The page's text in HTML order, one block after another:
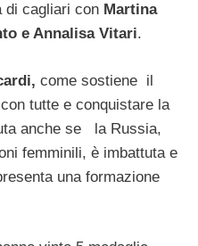
di cagliari con Martina
e Annalisa Vitari.
come sostiene il
tutte e conquistare la
anche se la Russia,
femminili, è imbattuta e
una formazione